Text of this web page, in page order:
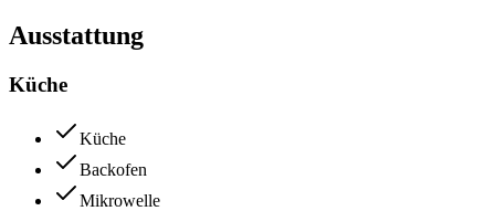
Ausstattung
Küche
Küche
Backofen
Mikrowelle